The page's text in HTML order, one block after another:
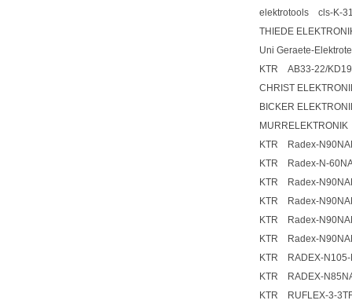
elektrotools cls-K-
THIEDE
Uni Geraete-
KTR AB33-22/
CHRIST
BICKER
KTR Radex-
KTR Radex-N-
KTR Radex-
KTR Radex-
KTR Radex-
KTR Radex-
KTR RADEX-
KTR RADEX-
KTR RUFLEX-3-